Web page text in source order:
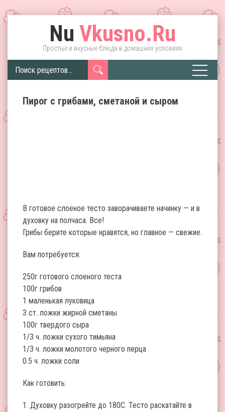
Nu Vkusno.Ru
Простые и вкусные блюда в домашних условиях
Пирог с грибами, сметаной и сыром
В готовое слоеное тесто заворачиваете начинку — и в
духовку на полчаса. Все!
Грибы берите которые нравятся, но главное — свежие.
Вам потребуется:
250г готового слоеного теста
100г грибов
1 маленькая луковица
3 ст. ложки жирной сметаны
100г твердого сыра
1/3 ч. ложки сухого тимьяна
1/3 ч. ложки молотого черного перца
0.5 ч. ложки соли
Как готовить:
1. Духовку разогрейте до 180С. Тесто раскатайте в